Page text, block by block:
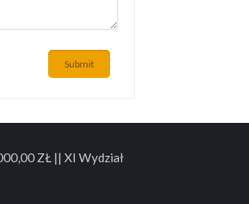
Submit
ZŁ || XI Wydział